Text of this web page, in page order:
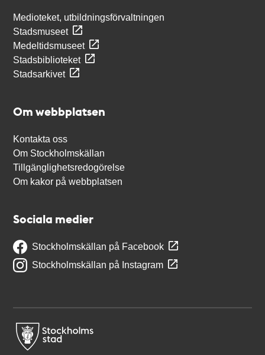
Medioteket, utbildningsförvaltningen
Stadsmuseet
Medeltidsmuseet
Stadsbiblioteket
Stadsarkivet
Om webbplatsen
Kontakta oss
Om Stockholmskällan
Tillgänglighetsredogörelse
Om kakor på webbplatsen
Sociala medier
Stockholmskällan på Facebook
Stockholmskällan på Instagram